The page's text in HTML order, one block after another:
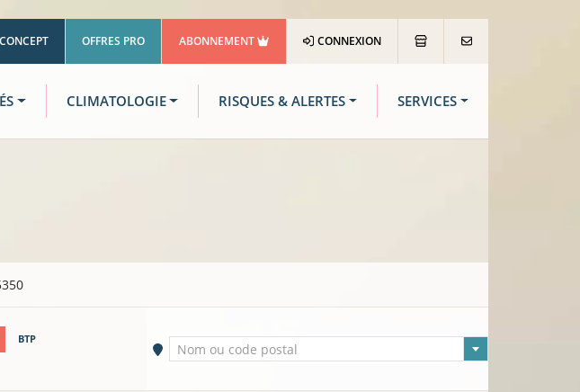
OFFRES PRO ABONNEMENT CONNEXION
CLIMATOLOGIE RISQUES & ALERTES SERVICES
BTP
Ville sélectionnée
Nom ou code postal